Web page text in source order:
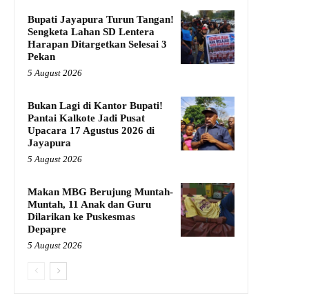
Bupati Jayapura Turun Tangan!
Sengketa Lahan SD Lentera
Harapan Ditargetkan Selesai 3
Pekan
5 August 2026
Bukan Lagi di Kantor Bupati!
Pantai Kalkote Jadi Pusat
Upacara 17 Agustus 2026 di
Jayapura
5 August 2026
Makan MBG Berujung Muntah-
Muntah, 11 Anak dan Guru
Dilarikan ke Puskesmas
Depapre
5 August 2026